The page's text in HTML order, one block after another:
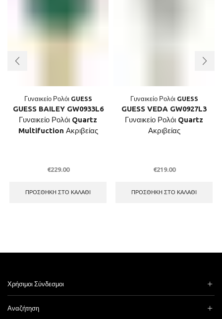
Γυναικείο Ρολόι GUESS
GUESS BAILEY GW0933L6
Γυναικείο Ρολόι Quartz
Multifuction Ακριβείας
€229.00
ΠΡΟΣΘΉΚΗ ΣΤΟ ΚΑΛΆΘΙ
Γυναικείο Ρολόι GUESS
GUESS VEDA GW0927L3
Γυναικείο Ρολόι Quartz
Ακριβείας
€219.00
ΠΡΟΣΘΉΚΗ ΣΤΟ ΚΑΛΆΘΙ
Χρήσιμοι Σύνδεσμοι
Αναζήτηση